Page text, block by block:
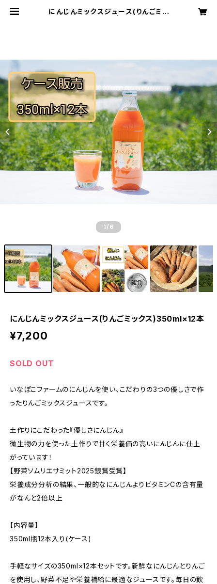
にんじんミックスジュース(りんごミッ
1 /6
にんじんミックスジュース(りんごミックス)350ml×12本
¥7,200
SOLD OUT
いなぽこファームのにんじんを使い、こだわりの3つの優しさで作
ったりんごミックスジュースです。
土作りにこだわった『優しさにんじん』
微生物の力を使った土作りで甘く栄養価の高いにんじんに仕上
がっています！
【野菜ソムリエサミット2025銀賞受賞】
栄養成分分析の結果、一般的なにんじんよりビタミンCの含有量
がなんと2倍以上
【内容量】
350ml瓶12本入り(ケース)
手軽なサイズの350ml×12本セットです。新鮮なにんじんとりんご
を使用し、野菜不足や栄養補給に最適なジュースです。毎日の飲